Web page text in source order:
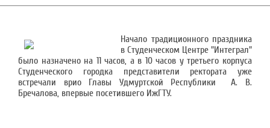
Начало традиционного праздника
в Студенческом Центре "Интеграл"
было назначено на 11 часов, а в 10 часов у третьего корпуса
Студенческого городка представители ректората уже
встречали врио Главы Удмуртской Республики А. В.
Бречалова, впервые посетившего ИжГТУ.